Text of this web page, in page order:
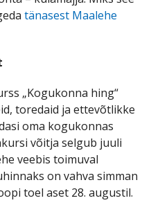
tänasest Maalehe
„Kogukonna hing“
toredaid ja ettevõtlikke
oma kogukonnas
võitja selgub juuli
veebis toimuval
on vahva simman
toel aset 28. augustil.